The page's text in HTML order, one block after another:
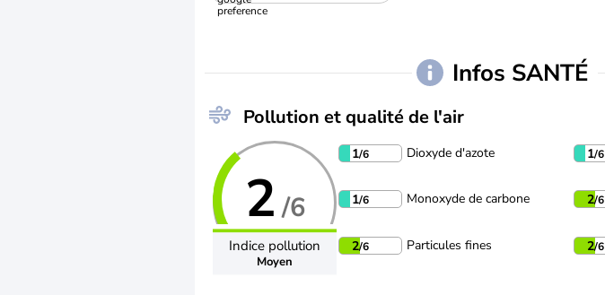
Infos SANTÉ
Pollution et qualité de l'air
2 /6
Indice pollution
Moyen
1/6 Dioxyde d'azote 1/6
1/6 Monoxyde de carbone 2/6
2/6 Particules fines 2/6